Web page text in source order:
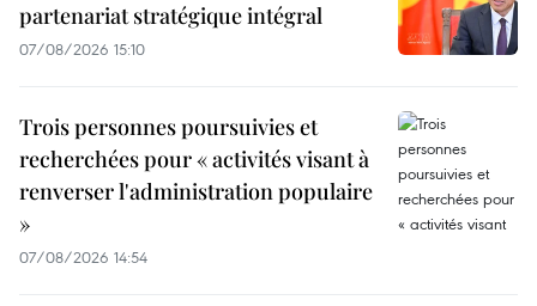
partenariat stratégique intégral
07/08/2026 15:10
Trois personnes poursuivies et
recherchées pour « activités visant à
renverser l'administration populaire
»
07/08/2026 14:54